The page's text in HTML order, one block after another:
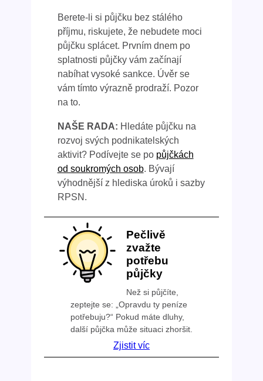
Berete-li si půjčku bez stálého
příjmu, riskujete, že nebudete moci
půjčku splácet. Prvním dnem po
splatnosti půjčky vám začínají
nabíhat vysoké sankce. Úvěr se
vám tímto výrazně prodraží. Pozor
na to.
NAŠE RADA: Hledáte půjčku na
rozvoj svých podnikatelských
aktivit? Podívejte se po půjčkách
od soukromých osob. Bývají
výhodnější z hlediska úroků i sazby
RPSN.
Pečlivě
zvažte
potřebu
půjčky
Než si půjčíte,
zeptejte se: „Opravdu ty peníze
potřebuju?“ Pokud máte dluhy,
další půjčka může situaci zhoršit.
Zjistit víc